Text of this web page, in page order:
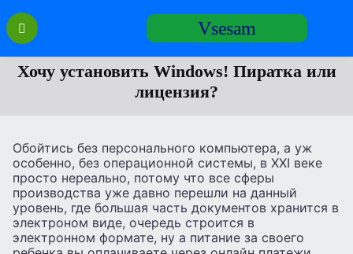
Перейти
содержанию
Vsesam
Хочу установить Windows! Пиратка или
лицензия?
Обойтись без персонального компьютера, а уж
особенно, без операционной системы, в XXI веке
просто нереально, потому что все сферы
производства уже давно перешли на данный
уровень, где большая часть документов хранится в
электроном виде, очередь строится в
электронном формате, ну а питание за своего